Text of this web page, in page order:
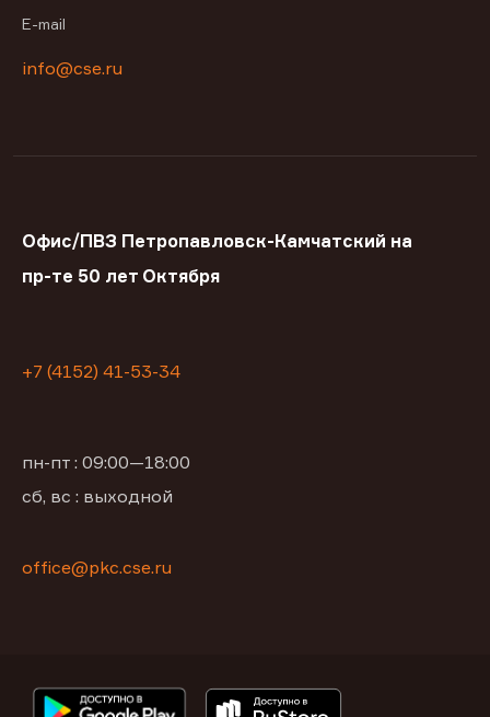
E-mail
info@cse.ru
Офис/ПВЗ Петропавловск-Камчатский на
пр-те 50 лет Октября
+7 (4152) 41-53-34
пн-пт : 09:00—18:00
сб, вс : выходной
office@pkc.cse.ru